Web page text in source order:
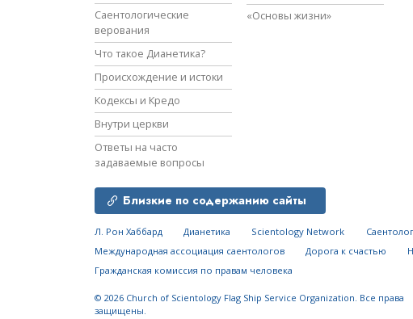
Саентологические
верования
Что такое Дианетика?
Происхождение и истоки
Кодексы и Кредо
Внутри церкви
Ответы на часто
задаваемые вопросы
«Основы жизни»
Близкие по содержанию сайты
Л. Рон Хаббард Дианетика Scientology Network
Международная ассоциация саентологов
Дорога к счастью
Гражданская комиссия по правам человека
© 2026 Church of Scientology Flag Ship Service Organization. Все права
защищены.